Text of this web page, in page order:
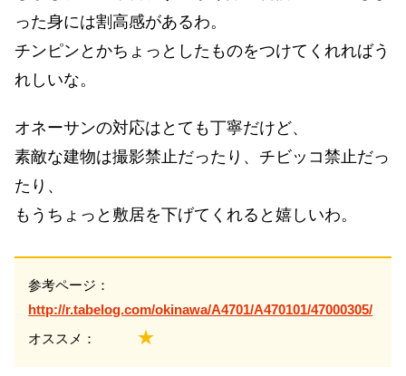
った身には割高感があるわ。
チンピンとかちょっとしたものをつけてくれればう
れしいな。
オネーサンの対応はとても丁寧だけど、
素敵な建物は撮影禁止だったり、チビッコ禁止だっ
たり、
もうちょっと敷居を下げてくれると嬉しいわ。
参考ページ：
http://r.tabelog.com/okinawa/A4701/A470101/47000305/
オススメ： ★